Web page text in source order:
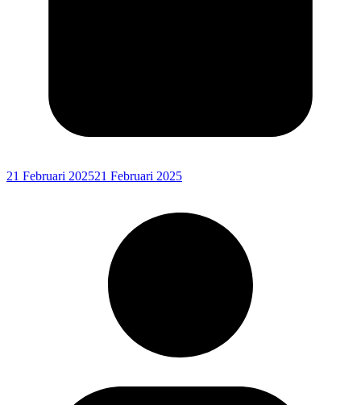
21 Februari 202521 Februari 2025